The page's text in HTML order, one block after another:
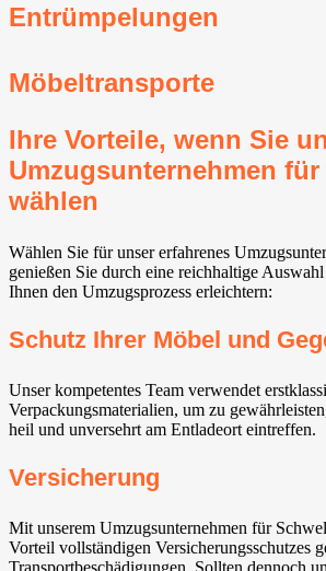
Entrümpelungen
Möbeltransporte
Ihre Vorteile, wenn Sie
Umzugsunternehmen
wählen
Wählen Sie für unser erfahrenes
genießen Sie durch eine reichhaltige
Ihnen den Umzugsprozess erleichtern:
Schutz Ihrer Möbel und
Unser kompetentes Team verwendet
Verpackungsmaterialien, um zu
heil und unversehrt am Entladeort eintreffen.
Versicherung
Mit unserem Umzugsunternehmen für
Vorteil vollständigen Versicherungsschutzes